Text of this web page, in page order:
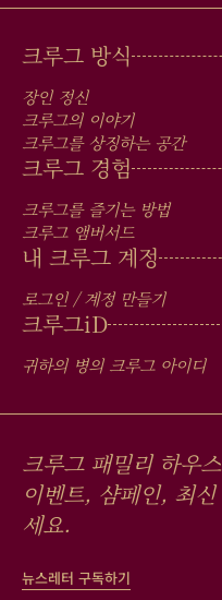
MAIN
MEN
IN
FOOTER
크루그 방식
장인 정신
크루그의 이야기
크루그를 상징하는 공간
크루그 경험
크루그를 즐기는 방법
크루그 앰버서드
내 크루그 계정
로그인 / 계정 만들기
크루그iD
귀하의 병의 크루그 아이디
크루그 패밀리 하우
이벤트, 샴페인, 최
세요.
뉴스레터 구독하기